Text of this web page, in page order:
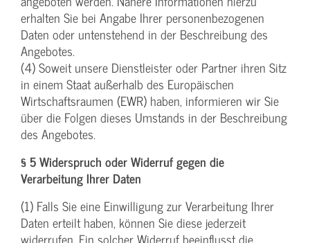
erhalten Sie bei Angabe Ihrer personenbezogenen
Daten oder untenstehend in der Beschreibung des
Angebotes.
(4) Soweit unsere Dienstleister oder Partner ihren Sitz
in einem Staat außerhalb des Europäischen
Wirtschaftsraumen (EWR) haben, informieren wir Sie
über die Folgen dieses Umstands in der Beschreibung
des Angebotes.
§ 5 Widerspruch oder Widerruf gegen die
Verarbeitung Ihrer Daten
(1) Falls Sie eine Einwilligung zur Verarbeitung Ihrer
Daten erteilt haben, können Sie diese jederzeit